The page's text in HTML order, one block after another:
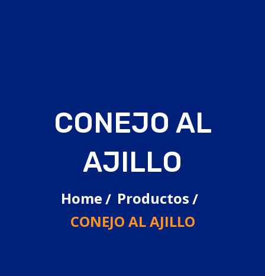
CONEJO AL
AJILLO
Home
Productos
CONEJO AL AJILLO